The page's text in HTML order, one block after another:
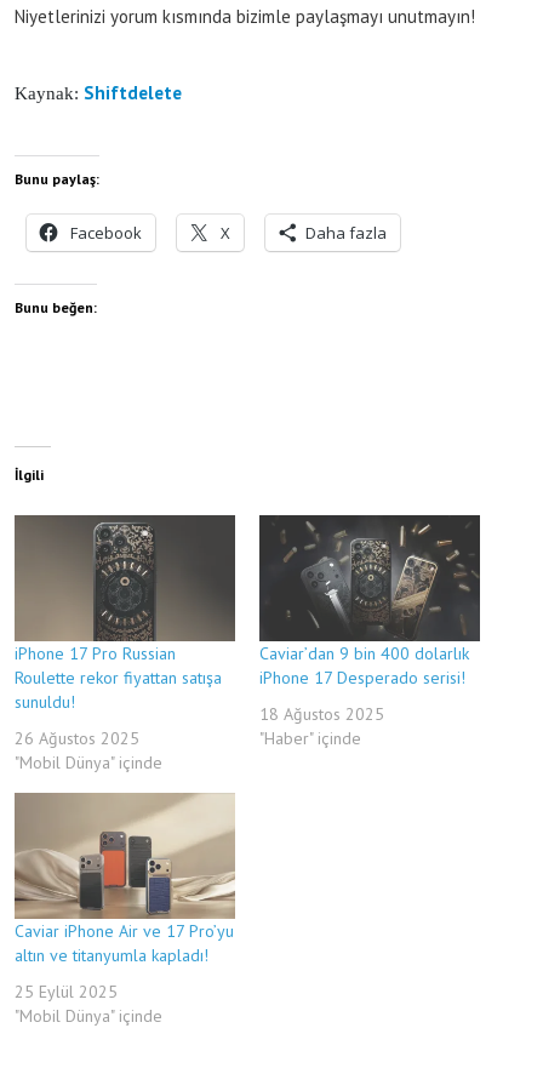
Niyetlerinizi yorum kısmında bizimle paylaşmayı unutmayın!
Kaynak: Shiftdelete
Bunu paylaş:
Facebook X Daha fazla
Bunu beğen:
İlgili
iPhone 17 Pro Russian
Roulette rekor fiyattan satışa
sunuldu!
26 Ağustos 2025
"Mobil Dünya" içinde
Caviar’dan 9 bin 400 dolarlık
iPhone 17 Desperado serisi!
18 Ağustos 2025
"Haber" içinde
Caviar iPhone Air ve 17 Pro’yu
altın ve titanyumla kapladı!
25 Eylül 2025
"Mobil Dünya" içinde